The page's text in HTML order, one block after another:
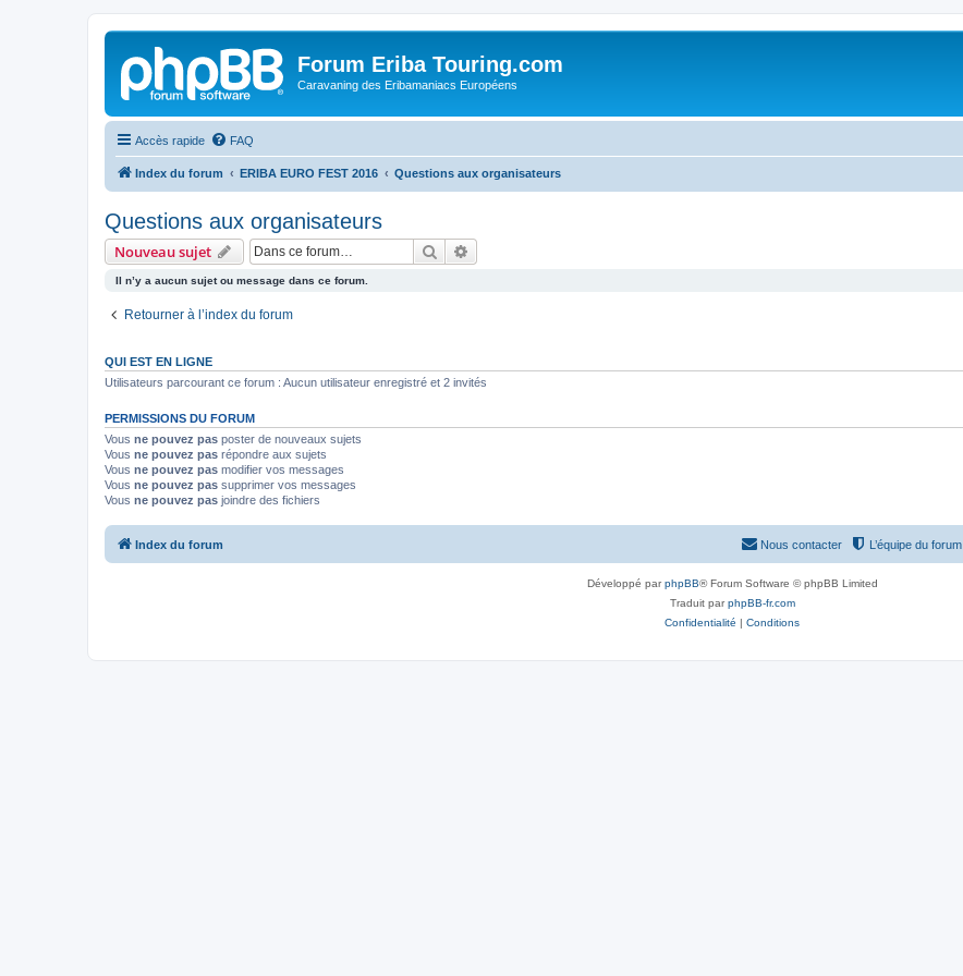
Forum Eriba Touring.com
Caravaning des Eribamaniacs Européens
Accès rapide FAQ
Index du forum ERIBA EURO FEST 2016 Questions aux organisateurs
Questions aux organisateurs
Nouveau sujet Rechercher
Il n’y a aucun sujet ou message dans ce forum.
Retourner à l’index du forum
QUI EST EN LIGNE
Utilisateurs parcourant ce forum : Aucun utilisateur enregistré et 2 invités
PERMISSIONS DU FORUM
Vous ne pouvez pas poster de nouveaux sujets
Vous ne pouvez pas répondre aux sujets
Vous ne pouvez pas modifier vos messages
Vous ne pouvez pas supprimer vos messages
Vous ne pouvez pas joindre des fichiers
Index du forum L’équipe du forum
Nous contacter
Développé parphpBB® Forum Software © phpBB Limited
Traduit parphpBB-fr.com
Confidentialité | Conditions